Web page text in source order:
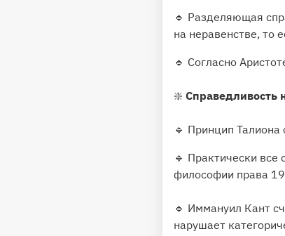
🔹 Разделяющая
на неравенстве, то
🔹 Согласно
❇ Справедливость
🔹 Принцип
🔹 Практически
философии права
🔹 Иммануил Кант
нарушает